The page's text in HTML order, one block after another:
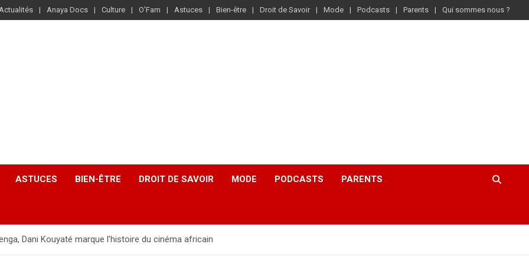
Anaya Docs Culture O’Fam Astuces Bien-être Droit de Savoir Mode Podcasts Parents Qui sommes nous ?
ASTUCES BIEN-ÊTRE DROIT DE SAVOIR MODE PODCASTS PARENTS
Dani Kouyaté marque l’histoire du cinéma africain